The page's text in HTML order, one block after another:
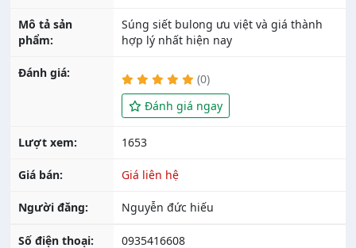
Mô tả sản
phẩm:
Súng siết bulong ưu việt và giá thành
hợp lý nhất hiện nay
Đánh giá:
(0)
Đánh giá ngay
Lượt xem: 1653
Giá bán: Giá liên hệ
Người đăng: Nguyễn đức hiếu
Số điện thoại: 0935416608